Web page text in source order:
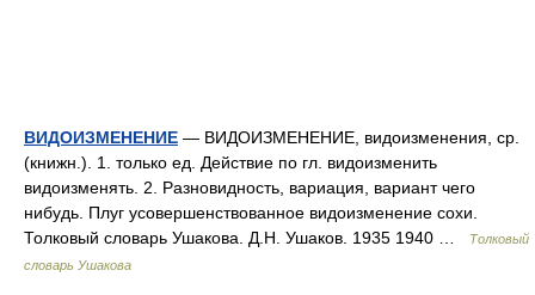
ВИДОИЗМЕНЕНИЕ — ВИДОИЗМЕНЕНИЕ, видоизменения, ср.
(книжн.). 1. только ед. Действие по гл. видоизменить
видоизменять. 2. Разновидность, вариация, вариант чего
нибудь. Плуг усовершенствованное видоизменение сохи.
Толковый словарь Ушакова. Д.Н. Ушаков. 1935 1940 …
Толковый
словарь Ушакова